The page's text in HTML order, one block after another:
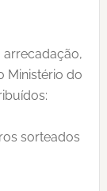
arrecadação,
Ministério do
sorteados